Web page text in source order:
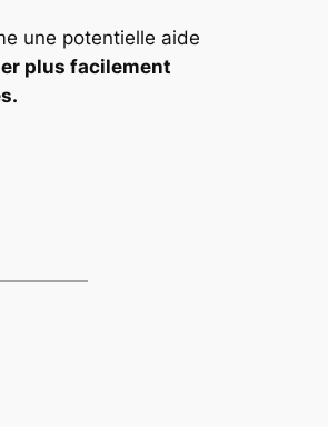
une potentielle aide
plus facilement